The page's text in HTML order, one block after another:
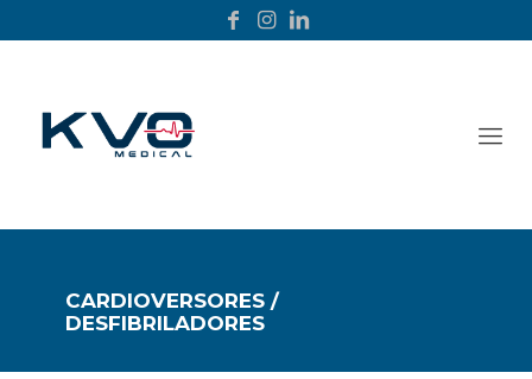
CARDIOVERSORES /
DESFIBRILADORES